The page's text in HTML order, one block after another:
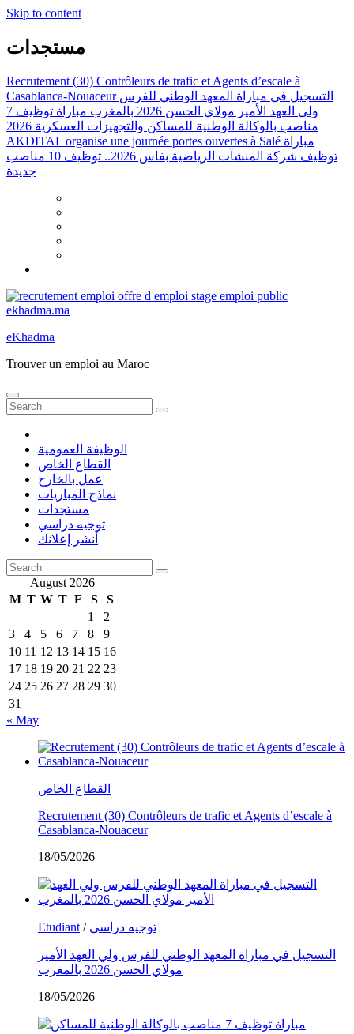
Skip to content
مستجدات
Recrutement (30) Contrôleurs de trafic et Agents d’escale à
Casablanca-Nouaceur التسجيل في مباراة المعهد الوطني للفرس
ولي العهد الأمير مولاي الحسن 2026 بالمغرب
مباراة توظيف 7
مناصب بالوكالة الوطنية للمساكن والتجهيزات العسكرية 2026
AKDITAL organise une journée portes ouvertes à Salé مباراة
توظيف شركة المنشآت الرياضية بفاس 2026.. توظيف 10 مناصب
جديدة
eKhadma
Trouver un emploi au Maroc
الوظيفة العمومية
القطاع الخاص
عمل بالخارج
نماذج المباريات
مستجدات
توجيه دراسي
أنشر إعلانك
August 2026
M T W T F S
S
1
2
3
4 5 6 7 8
9
10 11 12 13 14 15 16
17 18 19 20 21 22 23
24 25 26 27 28 29 30
31
« May
القطاع الخاص
Recrutement (30) Contrôleurs de trafic et Agents d’escale à
Casablanca-Nouaceur
18/05/2026
Etudiant / توجيه دراسي
التسجيل في مباراة المعهد الوطني للفرس ولي العهد الأمير
مولاي الحسن 2026 بالمغرب
18/05/2026